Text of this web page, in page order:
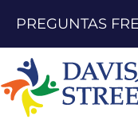
PREGUNTAS